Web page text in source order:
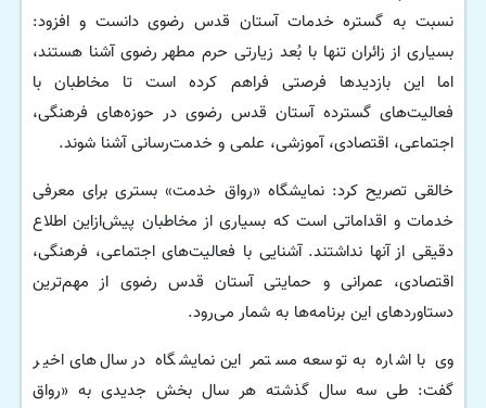
نسبت به گستره خدمات آستان قدس رضوی دانست و افزود:
بسیاری از زائران تنها با بُعد زیارتی حرم مطهر رضوی آشنا هستند،
اما این بازدیدها فرصتی فراهم کرده است تا مخاطبان با
فعالیت‌های گسترده آستان قدس رضوی در حوزه‌های فرهنگی،
اجتماعی، اقتصادی، آموزشی، علمی و خدمت‌رسانی آشنا شوند.
خالقی تصریح کرد: نمایشگاه «رواق خدمت» بستری برای معرفی
خدمات و اقداماتی است که بسیاری از مخاطبان پیش‌ازاین اطلاع
دقیقی از آنها نداشتند. آشنایی با فعالیت‌های اجتماعی، فرهنگی،
اقتصادی، عمرانی و حمایتی آستان قدس رضوی از مهم‌ترین
دستاوردهای این برنامه‌ها به شمار می‌رود.
وی با اشاره به توسعه مستمر این نمایشگاه در سال‌های اخیر
گفت: طی سه سال گذشته هر سال بخش جدیدی به «رواق